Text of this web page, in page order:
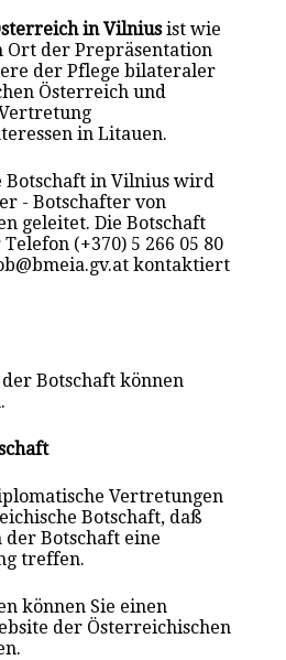
in Vilniusist wie
Ort der Prepräsentation
der Pflege bilateraler
Österreich und
in Litauen.
Botschaft in Vilnius wird
- Botschafter von
geleitet. Die Botschaft
(+370) 5 266 05 80
kontaktiert
Botschaft können
Vertretungen
Botschaft, daß
der Botschaft eine
treffen.
können Sie einen
der Österreichischen